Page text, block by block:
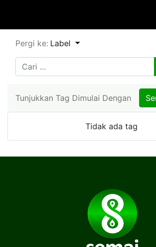
Pergi ke: Label
Tunjukkan Tag Dimulai Dengan
Tidak ada tag